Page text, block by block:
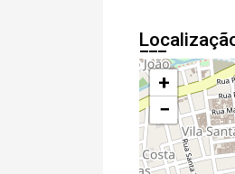
+
−